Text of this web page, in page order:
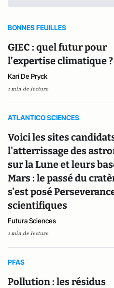
BONNES FEUILLES
GIEC : quel futur pour
l’expertise climatique ?
Kari De Pryck
1 min de lecture
ATLANTICO SCIENCES
Voici les sites
l'atterrissage des
sur la Lune et leurs
Mars : le passé du
s'est posé
scientifiques
Futura Sciences
1 min de lecture
PFAS
Pollution : les résidus